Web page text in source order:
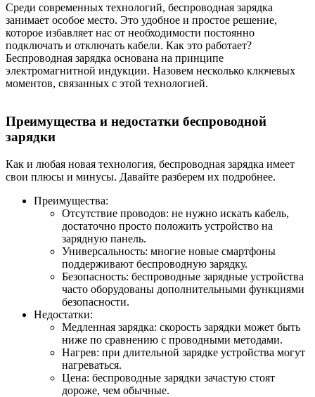
Среди современных технологий, беспроводная зарядка
занимает особое место. Это удобное и простое решение,
которое избавляет нас от необходимости постоянно
подключать и отключать кабели. Как это работает?
Беспроводная зарядка основана на принципе
электромагнитной индукции. Назовем несколько ключевых
моментов, связанных с этой технологией.
Преимущества и недостатки беспроводной
зарядки
Как и любая новая технология, беспроводная зарядка имеет
свои плюсы и минусы. Давайте разберем их подробнее.
Преимущества:
Отсутствие проводов: не нужно искать кабель,
достаточно просто положить устройство на
зарядную панель.
Универсальность: многие новые смартфоны
поддерживают беспроводную зарядку.
Безопасность: беспроводные зарядные устройства
часто оборудованы дополнительными функциями
безопасности.
Недостатки:
Медленная зарядка: скорость зарядки может быть
ниже по сравнению с проводными методами.
Нагрев: при длительной зарядке устройства могут
нагреваться.
Цена: беспроводные зарядки зачастую стоят
дороже, чем обычные.